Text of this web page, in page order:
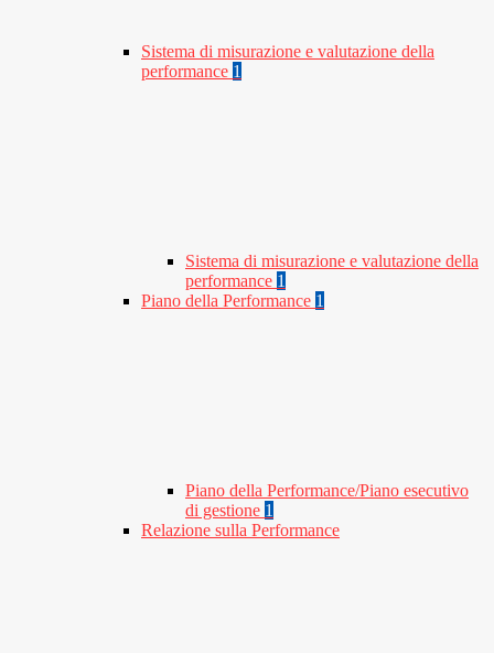
Sistema di misurazione e valutazione della
performance 1
Sistema di misurazione e valutazione della
performance 1
Piano della Performance 1
Piano della Performance/Piano esecutivo
di gestione 1
Relazione sulla Performance